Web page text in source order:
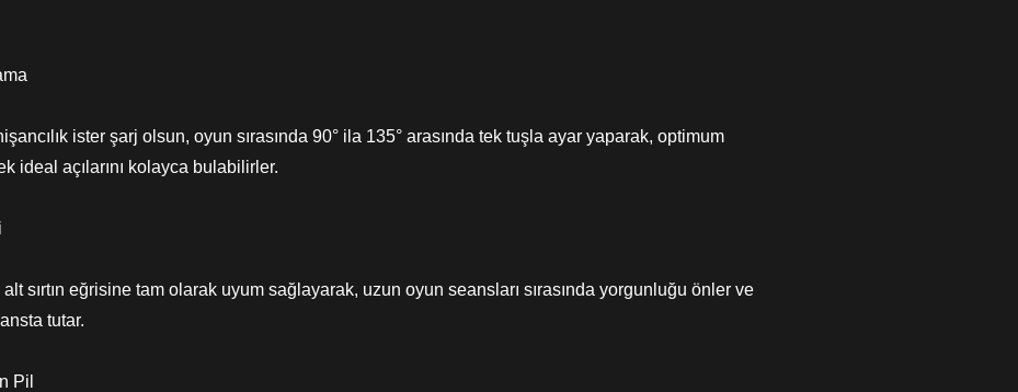
ister şarj olsun, oyun sırasında 90° ila 135° arasında tek tuşla ayar yaparak, optimum
ideal açılarını kolayca bulabilirler.
sırtın eğrisine tam olarak uyum sağlayarak, uzun oyun seansları sırasında yorgunluğu önler ve
tutar.
Pil